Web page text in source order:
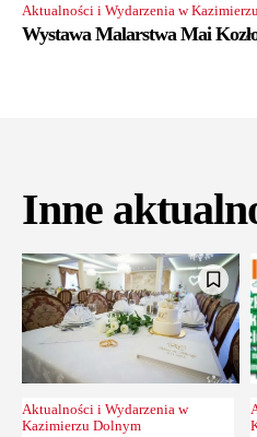
Aktualności i Wydarzenia w
Wystawa Malarstwa Mai
Inne
Aktualności i Wydarzenia w
Kazimierzu Dolnym